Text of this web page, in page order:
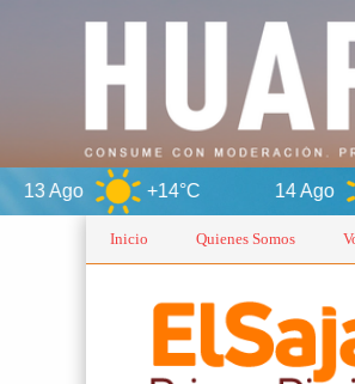
+14°C 14 Ago +14°C
Inicio Quienes Somos